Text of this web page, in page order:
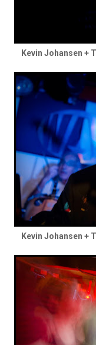
Kevin Johansen +
Kevin Johansen +